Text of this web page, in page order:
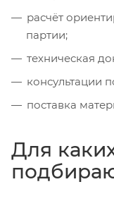
расчёт
партии;
техническая
консультации
поставка
Для